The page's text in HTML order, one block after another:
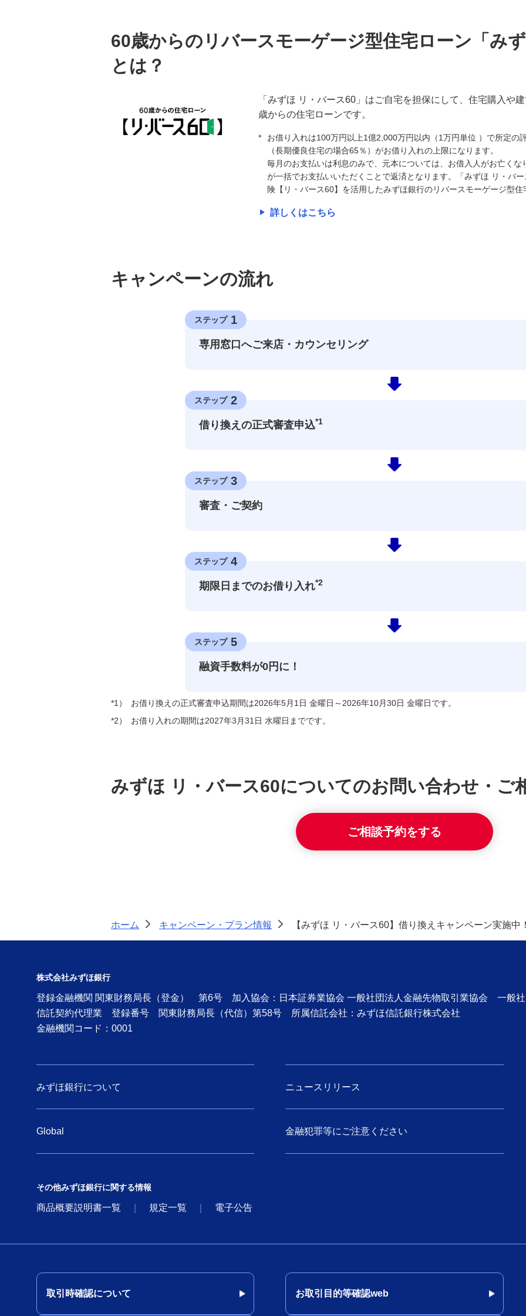
60歳からのリバースモーゲージ型住宅ローン「み
とは？
「みずほ リ・バース60」はご自宅を担保にして、住宅購入や
歳からの住宅ローンです。
*
お借り入れは100万円以上1億2,000万円以内（1万円単位 ）で所定の
（長期優良住宅の場合65％）がお借り入れの上限になります。
毎月のお支払いは利息のみで、元本については、お借入人がお亡く
が一括でお支払いいただくことで返済となります。「みずほ リ・バ
険【リ・バース60】を活用したみずほ銀行のリバースモーゲージ型住
詳しくはこちら
キャンペーンの流れ
ステップ 1
専用窓口へご来店・カウンセリング
ステップ 2
借り換えの正式審査申込*1
ステップ 3
審査・ご契約
ステップ 4
期限日までのお借り入れ*2
ステップ 5
融資手数料が0円に！
*1）
お借り換えの正式審査申込期間は2026年5月1日 金曜日～2026年10月30日 金曜日です。
*2）
お借り入れの期間は2027年3月31日 水曜日までです。
みずほ リ・バース60についてのお問い合わせ・ご
ご相談予約をする
ホーム キャンペーン・プラン情報 【みずほ リ・バース60】借り換えキャンペーン実施中
株式会社みずほ銀行
登録金融機関 関東財務局長（登金） 第6号 加入協会：日本証券業協会 一般社団法人金融先物取引業協会 一般社
信託契約代理業 登録番号 関東財務局長（代信）第58号 所属信託会社：みずほ信託銀行株式会社
金融機関コード：0001
みずほ銀行について ニュースリリース
Global 金融犯罪等にご注意ください
その他みずほ銀行に関する情報
商品概要説明書一覧 規定一覧 電子公告
取引時確認について お取引目的等確認web